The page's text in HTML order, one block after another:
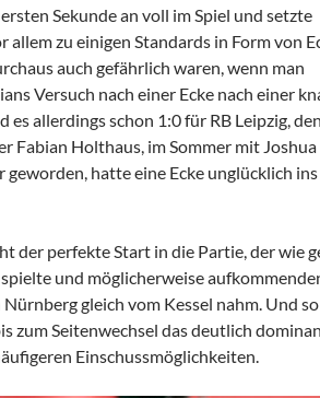
Sekunde an voll im Spiel und setzte
allem zu einigen Standards in Form von
auch gefährlich waren, wenn man
Versuch nach einer Ecke nach einer
allerdings schon 1:0 für RB Leipzig,
Fabian Holthaus, im Sommer mit Joshua
hatte eine Ecke unglücklich ins
der perfekte Start in die Partie, der wie
und möglicherweise
gleich vom Kessel nahm. Und so
zum Seitenwechsel das deutlich
Einschussmöglichkeiten.